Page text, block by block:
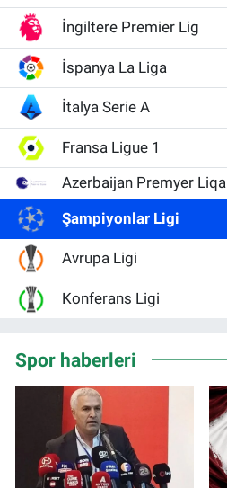
İngiltere Premier Lig
İspanya La Liga
İtalya Serie A
Fransa Ligue 1
Azerbaijan Premyer Liqa
Şampiyonlar Ligi
Avrupa Ligi
Konferans Ligi
Spor haberleri